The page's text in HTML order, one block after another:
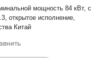
мощность 84 кВт, с
открытое исполнение,
Китай